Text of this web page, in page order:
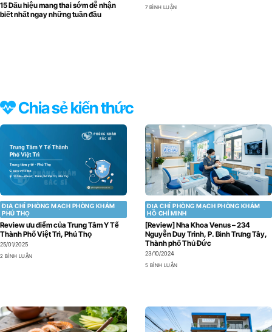
15 Dấu hiệu mang thai sớm dễ nhận
biết nhất ngay những tuần đầu
7 BÌNH LUẬN
Chia sẻ kiến thức
ĐỊA CHỈ PHÒNG MẠCH PHÒNG KHÁM
PHÚ THỌ
Review ưu điểm của Trung Tâm Y Tế
Thành Phố Việt Trì, Phú Thọ
25/01/2025
2 BÌNH LUẬN
ĐỊA CHỈ PHÒNG MẠCH PHÒNG KHÁM
HỒ CHÍ MINH
[Review] Nha Khoa Venus – 234
Nguyễn Duy Trinh, P. Bình Trưng Tây,
Thành phố Thủ Đức
23/10/2024
5 BÌNH LUẬN